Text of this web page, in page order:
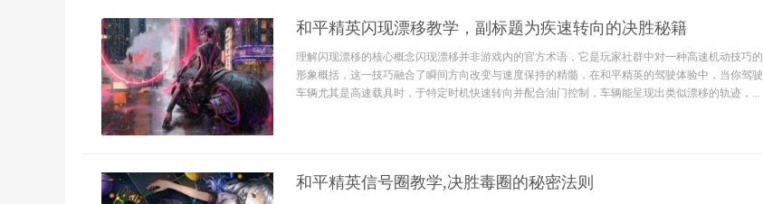
和平精英闪现漂移教学，副标题为疾速转向的决胜秘籍
理解闪现漂移的核心概念闪现漂移并非游戏内的官方术语，它是玩家社群中对一种高速机动技巧的
形象概括，这一技巧融合了瞬间方向改变与速度保持的精髓，在和平精英的驾驶体验中，当你驾驶
车辆尤其是高速载具时，于特定时机快速转向并配合油门控制，车辆能呈现出类似漂移的轨迹，...
和平精英信号圈教学,决胜毒圈的秘密法则